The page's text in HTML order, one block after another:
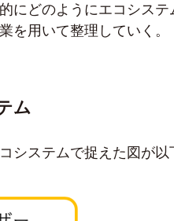
にどのようにエコシス
を用いて整理していく。
ム
システムで捉えた図が以